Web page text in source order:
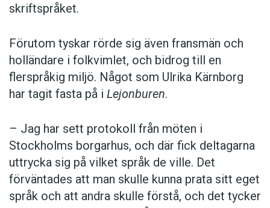
skriftspråket.
Förutom tyskar rörde sig även fransmän och
holländare i folkvimlet, och bidrog till en
flerspråkig miljö. Något som Ulrika Kärnborg
har tagit fasta på i Lejonburen.
– Jag har sett protokoll från möten i
Stockholms borgarhus, och där fick deltagarna
uttrycka sig på vilket språk de ville. Det
förväntades att man skulle kunna prata sitt eget
språk och att andra skulle förstå, och det tycker